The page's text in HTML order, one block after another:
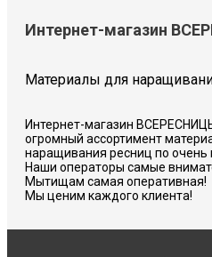
Интернет-магазин
Материалы для
Интернет-магазин
огромный ассортимент
наращивания ресниц по
Наши операторы самые
Мытищам самая оперативная!
Мы ценим каждого клиента!